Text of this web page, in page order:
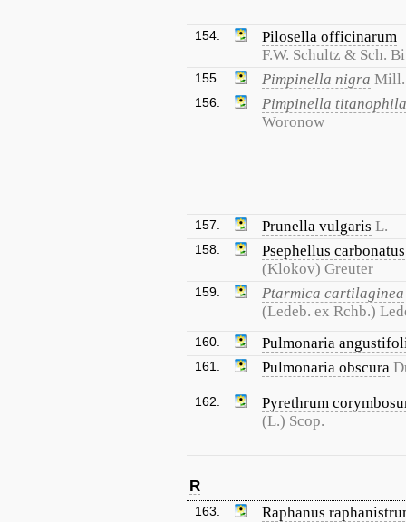
154.
Pilosella officinarum
F.W. Schultz & Sch.
155. Pimpinella nigra Mill.
156.
Pimpinella titanophila
Woronow
157. Prunella vulgaris L.
158.
Psephellus carbonatus
(Klokov) Greuter
159.
Ptarmica cartilaginea
(Ledeb. ex Rchb.)
160. Pulmonaria
161. Pulmonaria obscura
162.
Pyrethrum
(L.) Scop.
R
163. Raphanus